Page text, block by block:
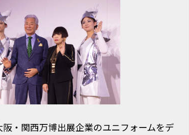
・関西万博出展企業のユニフォームをデ